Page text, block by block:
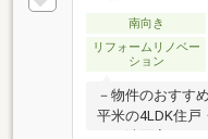
南向き
リフォームリノベー
ション
－物件のおすす
平米の4LDK住戸